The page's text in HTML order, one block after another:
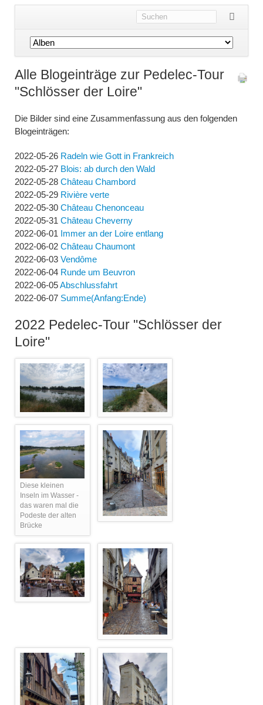
Navigation
überspringen
Alle Blogeinträge zur Pedelec-Tour
"Schlösser der Loire"
Die Bilder sind eine Zusammenfassung aus den folgenden
Blogeinträgen:
2022-05-26 Radeln wie Gott in Frankreich
2022-05-27 Blois: ab durch den Wald
2022-05-28 Château Chambord
2022-05-29 Rivière verte
2022-05-30 Château Chenonceau
2022-05-31 Château Cheverny
2022-06-01 Immer an der Loire entlang
2022-06-02 Château Chaumont
2022-06-03 Vendôme
2022-06-04 Runde um Beuvron
2022-06-05Abschlussfahrt
2022-06-07 Summe(Anfang:Ende)
2022 Pedelec-Tour "Schlösser der
Loire"
Diese kleinen
Inseln im Wasser -
das waren mal die
Podeste der alten
Brücke